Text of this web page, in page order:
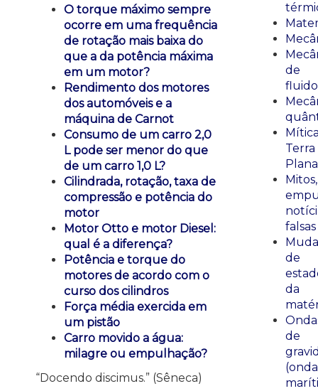
O torque máximo sempre
ocorre em uma frequência
de rotação mais baixa do
que a da potência máxima
em um motor?
Rendimento dos motores
dos automóveis e a
máquina de Carnot
Consumo de um carro 2,0
L pode ser menor do que
de um carro 1,0 L?
Cilindrada, rotação, taxa de
compressão e potência do
motor
Motor Otto e motor Diesel:
qual é a diferença?
Potência e torque do
motores de acordo com o
curso dos cilindros
Força média exercida em
um pistão
Carro movido a água:
milagre ou empulhação?
“Docendo discimus.” (Sêneca)
de
Terra
Plana
Mitos,
falsas
de
da
de